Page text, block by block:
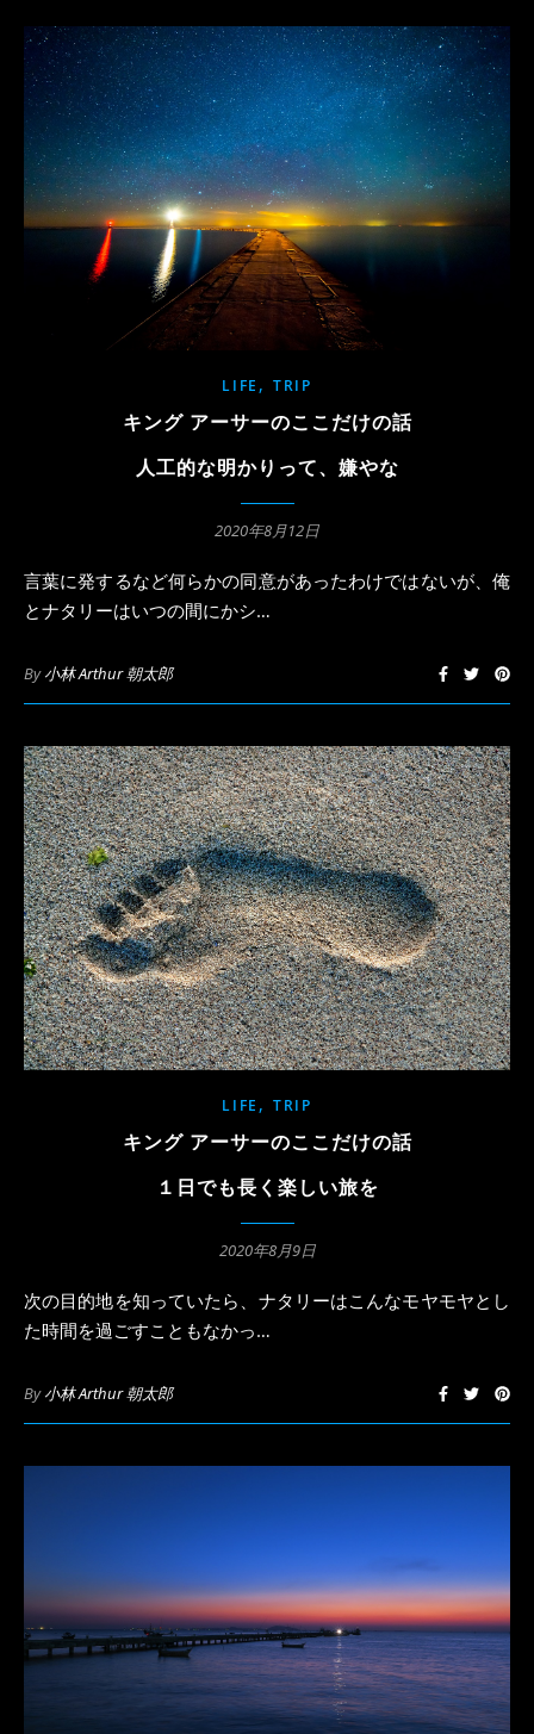
LIFE , TRIP
キング アーサーのここだけの話
人工的な明かりって、嫌やな
2020年8月12日
言葉に発するなど何らかの同意があったわけではないが、俺
とナタリーはいつの間にかシ…
By小林 Arthur 朝太郎
LIFE , TRIP
キング アーサーのここだけの話
１日でも長く楽しい旅を
2020年8月9日
次の目的地を知っていたら、ナタリーはこんなモヤモヤとし
た時間を過ごすこともなかっ…
By小林 Arthur 朝太郎